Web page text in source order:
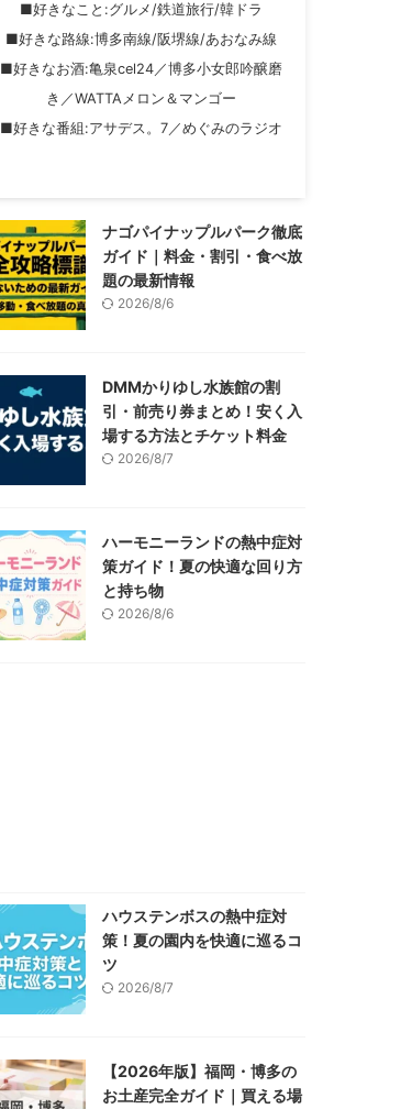
■好きなこと:グルメ/鉄道旅行/韓ドラ
■好きな路線:博多南線/阪堺線/あおなみ線
■好きなお酒:亀泉cel24／博多小女郎吟醸磨
き／WATTAメロン＆マンゴー
■好きな番組:アサデス。7／めぐみのラジオ
ナゴパイナップルパーク徹底
ガイド｜料金・割引・食べ放
題の最新情報
2026/8/6
DMMかりゆし水族館の割
引・前売り券まとめ！安く入
場する方法とチケット料金
2026/8/7
ハーモニーランドの熱中症対
策ガイド！夏の快適な回り方
と持ち物
2026/8/6
ハウステンボスの熱中症対
策！夏の園内を快適に巡るコ
ツ
2026/8/7
【2026年版】福岡・博多の
お土産完全ガイド｜買える場